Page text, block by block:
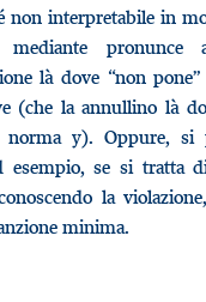
non interpretabile in
pronunce
là dove “non pone”
(che la annullino là
y). Oppure, si
esempio, se si tratta
la
minima.